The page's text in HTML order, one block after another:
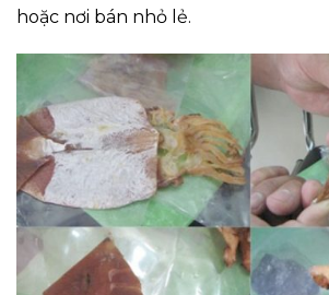
hoặc nơi bán nhỏ lẻ.